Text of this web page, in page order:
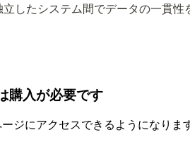
したシステム間でデータの一貫
購入が必要です
ジにアクセスできるようになりま